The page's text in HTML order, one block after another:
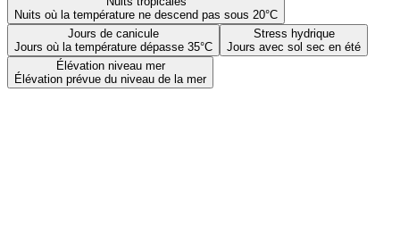
Nuits où la température ne descend pas sous 20°C
Jours de canicule
Jours où la température dépasse 35°C
Stress hydrique
Jours avec sol sec en été
Élévation niveau mer
Élévation prévue du niveau de la mer